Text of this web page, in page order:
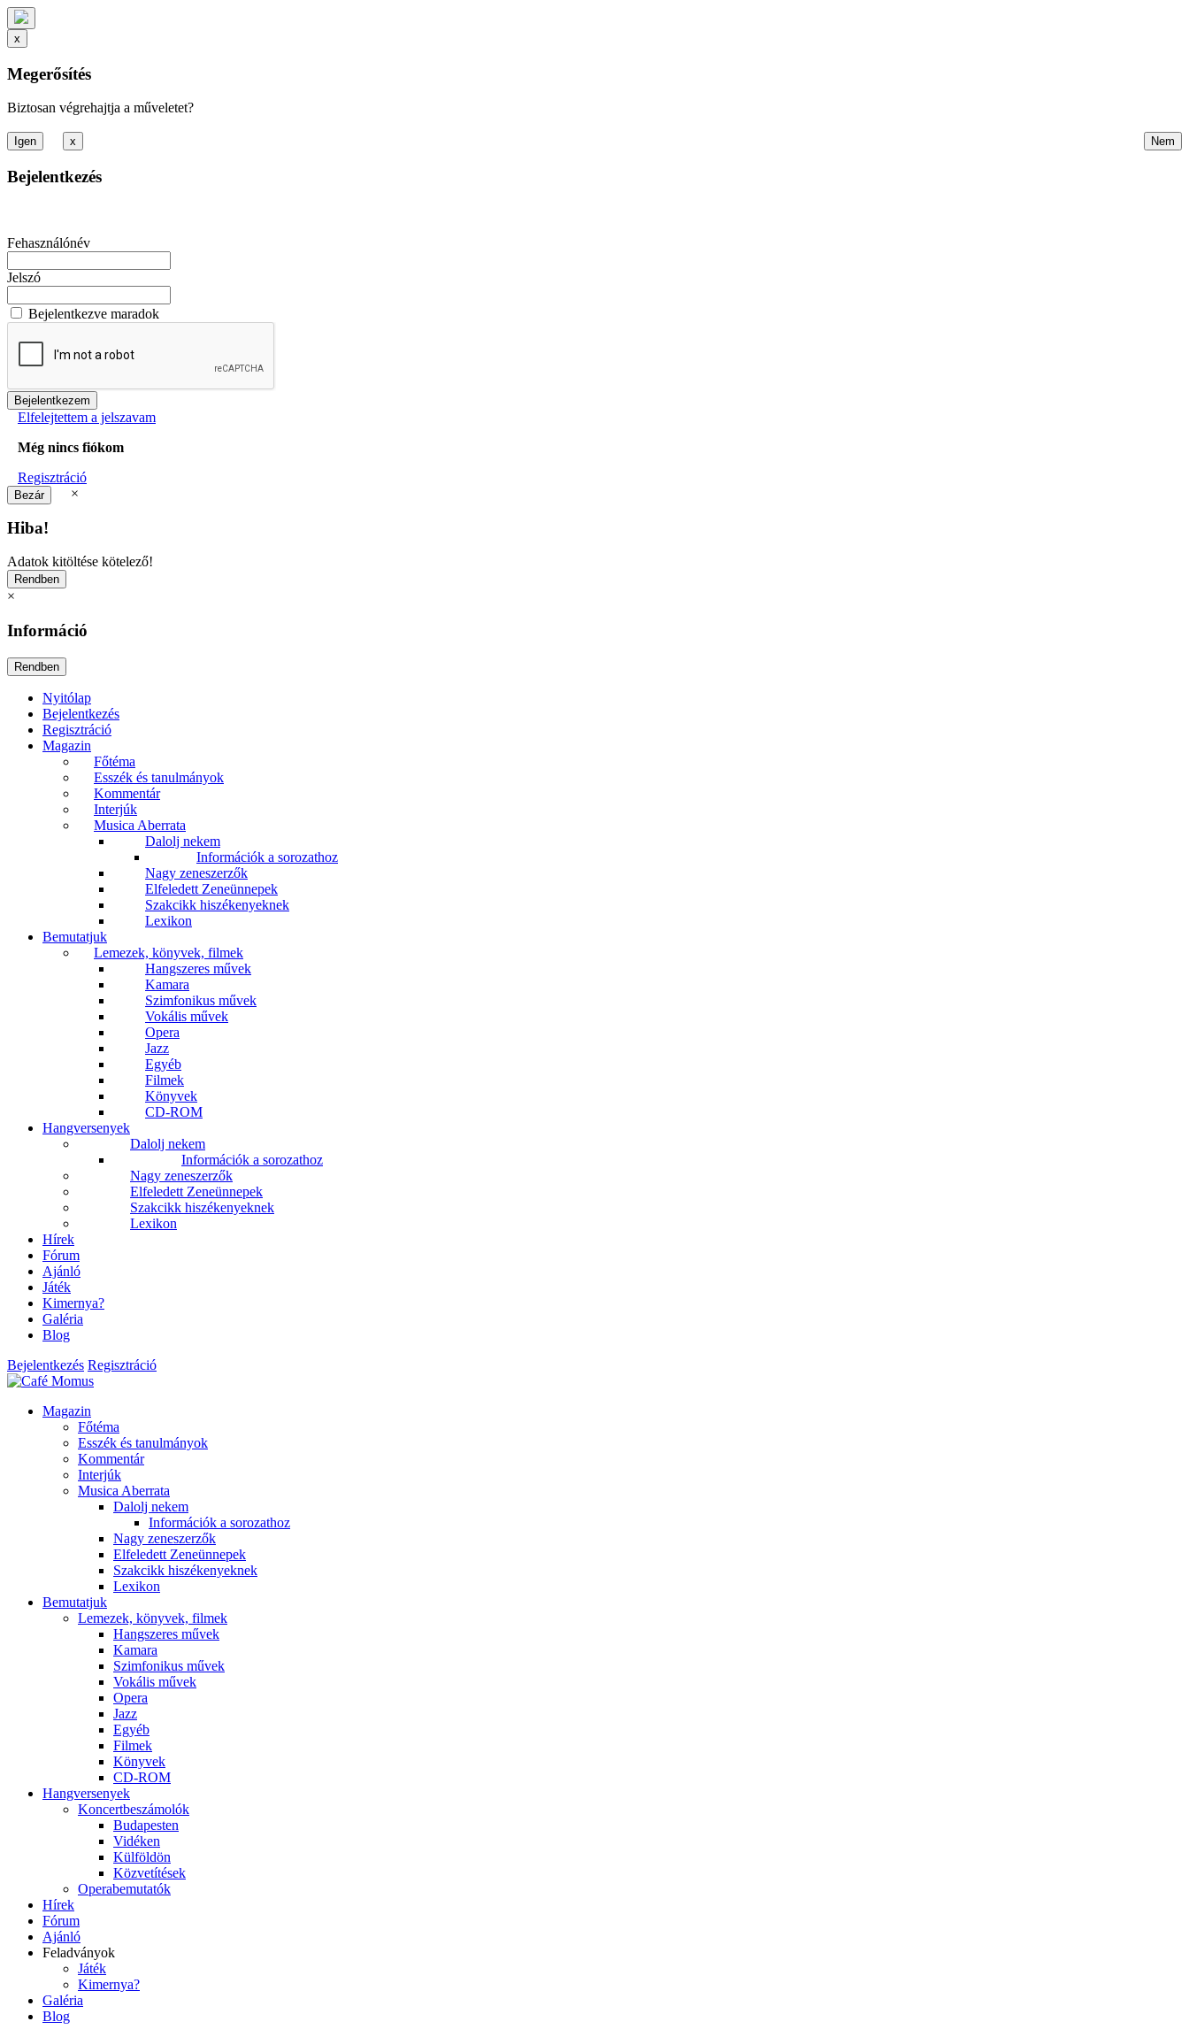
x
Megerősítés
Biztosan végrehajtja a műveletet?
x
Bejelentkezés
Fehasználónév
Jelszó
Bejelentkezve maradok
Elfelejtettem a jelszavam
Még nincs fiókom
Regisztráció
×
Hiba!
Adatok kitöltése kötelező!
×
Információ
Nyitólap
Bejelentkezés
Regisztráció
Magazin
Főtéma
Esszék és tanulmányok
Kommentár
Interjúk
Musica Aberrata
Dalolj nekem
Információk a sorozathoz
Nagy zeneszerzők
Elfeledett Zeneünnepek
Szakcikk hiszékenyeknek
Lexikon
Bemutatjuk
Lemezek, könyvek, filmek
Hangszeres művek
Kamara
Szimfonikus művek
Vokális művek
Opera
Jazz
Egyéb
Filmek
Könyvek
CD-ROM
Hangversenyek
Dalolj nekem
Információk a sorozathoz
Nagy zeneszerzők
Elfeledett Zeneünnepek
Szakcikk hiszékenyeknek
Lexikon
Hírek
Fórum
Ajánló
Játék
Kimernya?
Galéria
Blog
Bejelentkezés Regisztráció
Magazin
Főtéma
Esszék és tanulmányok
Kommentár
Interjúk
Musica Aberrata
Dalolj nekem
Információk a sorozathoz
Nagy zeneszerzők
Elfeledett Zeneünnepek
Szakcikk hiszékenyeknek
Lexikon
Bemutatjuk
Lemezek, könyvek, filmek
Hangszeres művek
Kamara
Szimfonikus művek
Vokális művek
Opera
Jazz
Egyéb
Filmek
Könyvek
CD-ROM
Hangversenyek
Koncertbeszámolók
Budapesten
Vidéken
Külföldön
Közvetítések
Operabemutatók
Hírek
Fórum
Ajánló
Feladványok
Játék
Kimernya?
Galéria
Blog